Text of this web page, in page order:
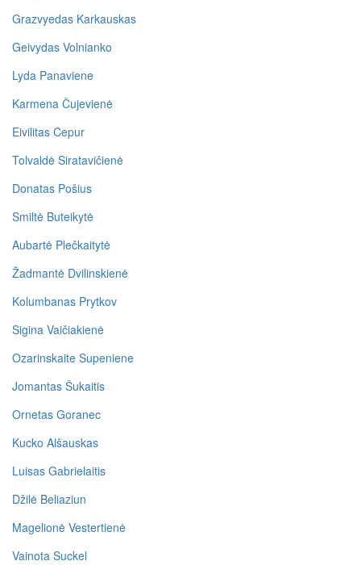
Grazvyedas Karkauskas
Geivydas Volnianko
Lyda Panaviene
Karmena Čujevienė
Eivilitas Cepur
Tolvaldė Siratavičienė
Donatas Pošius
Smiltė Buteikytė
Aubartė Plečkaitytė
Žadmantė Dvilinskienė
Kolumbanas Prytkov
Sigina Vaičiakienė
Ozarinskaite Supeniene
Jomantas Šukaitis
Ornetas Goranec
Kucko Alšauskas
Luisas Gabrielaitis
Džilė Beliaziun
Magelionė Vestertienė
Vainota Suckel